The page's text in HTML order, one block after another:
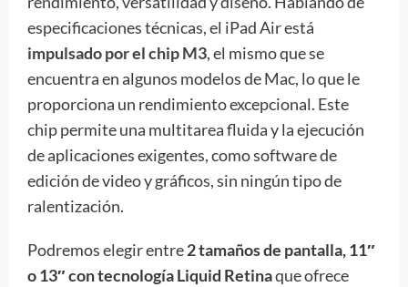
especificaciones técnicas, el iPad Air está
impulsado por el chip M3, el mismo que se
encuentra en algunos modelos de Mac, lo que le
proporciona un rendimiento excepcional. Este
chip permite una multitarea fluida y la ejecución
de aplicaciones exigentes, como software de
edición de video y gráficos, sin ningún tipo de
ralentización.
Podremos elegir entre2 tamaños de pantalla, 11″
o 13″ con tecnología Liquid Retinaque ofrece